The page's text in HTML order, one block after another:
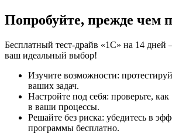
Попробуйте, прежде чем
Бесплатный тест-драйв «1С» на 14 дней
ваш идеальный выбор!
Изучите возможности:
ваших задач.
Настройте под себя: проверьте,
в ваши процессы.
Решайте без риска: убедитесь в
программы бесплатно.